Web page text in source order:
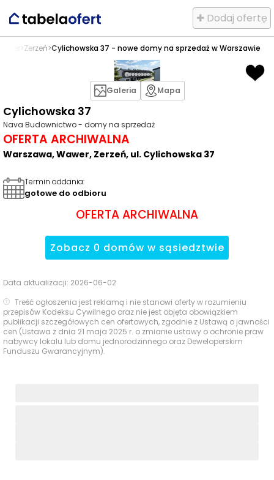
✚ Dodaj ofertę
>Zerzeń>Cylichowska 37 - nowe domy na sprzedaż w Warszawie
Cylichowska 37
Nava Budownictwo - domy na sprzedaż
OFERTA ARCHIWALNA
Warszawa, Wawer, Zerzeń, ul. Cylichowska 37
Galeria Mapa
Termin oddania:
gotowe do odbioru
OFERTA ARCHIWALNA
Zobacz 0 domów w sąsiedztwie
Data aktualizacji: 2026-06-02
Treść ogłoszenia jest reklamą i nie stanowi oferty w rozumieniu
przepisów Kodeksu Cywilnego oraz nie jest objęta obowiązkiem
publikacji szczegółowych cen ofertowych, zgodnie z Ustawą o jawności
cen (Ustawa z dnia 21 maja 2025 r. o zmianie ustawy o ochronie praw
nabywcy lokalu lub domu jednorodzinnego oraz Deweloperskim
Funduszu Gwarancyjnym).